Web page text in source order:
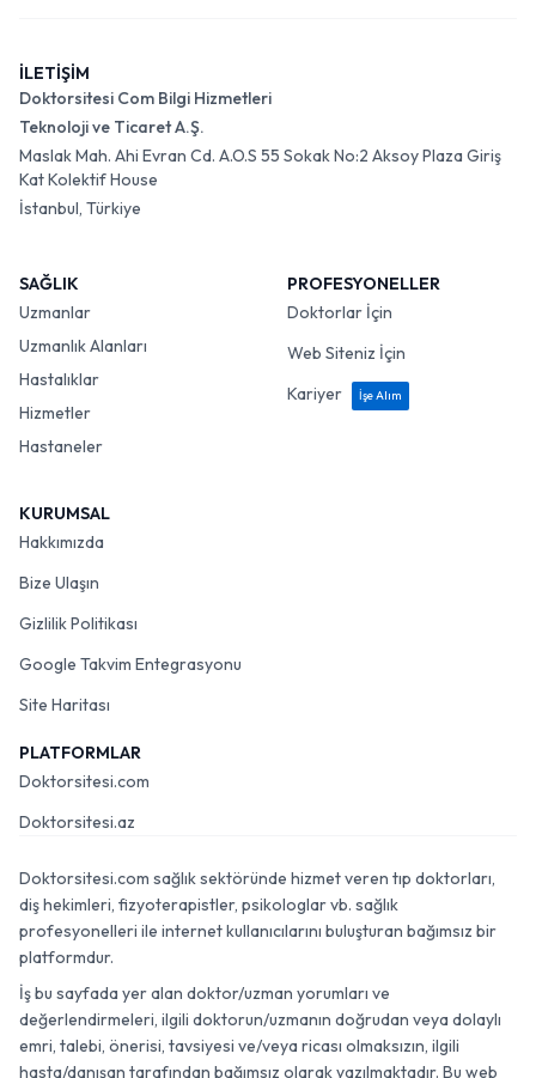
İLETİŞİM
Doktorsitesi Com Bilgi Hizmetleri
Teknoloji ve Ticaret A.Ş.
Maslak Mah. Ahi Evran Cd. A.O.S 55 Sokak No:2 Aksoy Plaza Giriş
Kat Kolektif House
İstanbul, Türkiye
SAĞLIK
Uzmanlar
Uzmanlık Alanları
Hastalıklar
Hizmetler
Hastaneler
PROFESYONELLER
Doktorlar İçin
Web Siteniz İçin
Kariyer
İşe Alım
KURUMSAL
Hakkımızda
Bize Ulaşın
Gizlilik Politikası
Google Takvim Entegrasyonu
Site Haritası
PLATFORMLAR
Doktorsitesi.com
Doktorsitesi.az
Doktorsitesi.com sağlık sektöründe hizmet veren tıp doktorları,
diş hekimleri, fizyoterapistler, psikologlar vb. sağlık
profesyonelleri ile internet kullanıcılarını buluşturan bağımsız bir
platformdur.
İş bu sayfada yer alan doktor/uzman yorumları ve
değerlendirmeleri, ilgili doktorun/uzmanın doğrudan veya dolaylı
emri, talebi, önerisi, tavsiyesi ve/veya ricası olmaksızın, ilgili
hasta/danışan tarafından bağımsız olarak yazılmaktadır. Bu web